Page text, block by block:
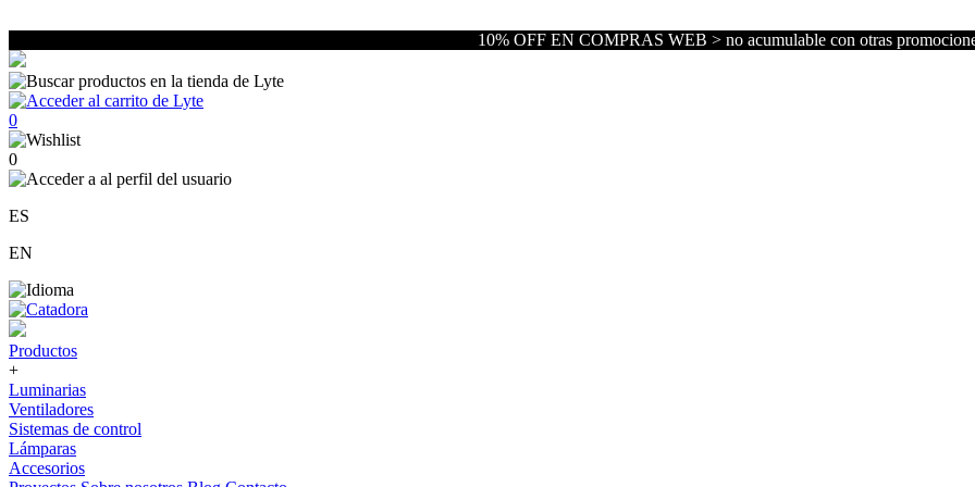
10% OFF EN COMPRAS WEB > no acumulable con otras
0
0
ES
EN
Productos
+
Luminarias
Ventiladores
Sistemas de control
Lámparas
Accesorios